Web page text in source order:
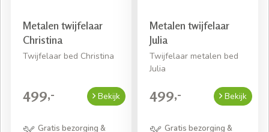
Metalen twijfelaar
Christina
Twijfelaar bed Christina
499,- Bekijk
Gratis bezorging &
Metalen twijfelaar
Julia
Twijfelaar metalen bed
Julia
499,- Bekijk
Gratis bezorging &